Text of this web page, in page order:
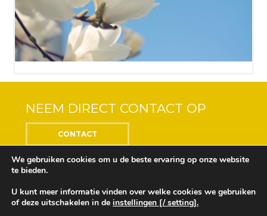
NEEM DIRECT CONTACT OP
CONTACT
Center of the Soul © 2018 Alle rechten voorbehouden
Ontwikkeling en ontwerp doorDesign Depot
We gebruiken cookies om u de beste ervaring op onze website
te bieden.
U kunt meer informatie vinden over welke cookies we gebruiken
of deze uitschakelen in de instellingen [/ setting].